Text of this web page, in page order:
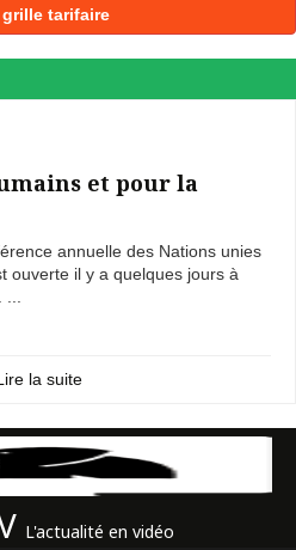
grille tarifaire
et pour la
annuelle des Nations unies
ouverte il y a quelques jours à
...
la suite
L'actualité en vidéo